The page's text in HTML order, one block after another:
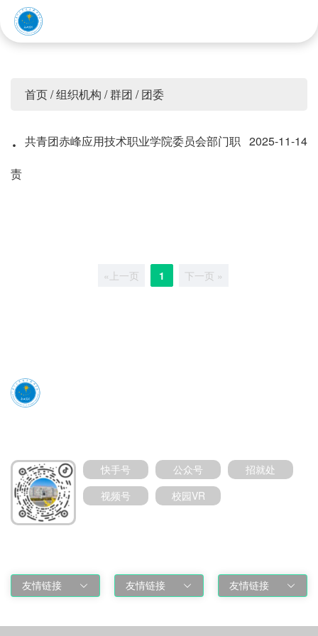
首页/组织机构 /群团 /团委
2025-11-14
· 共青团赤峰应用技术职业学院委员会部门职
责
«上一页 1 下一页 »
快手号 公众号
招就处
视频号
校园VR
友情链接 友情链接 友情链接